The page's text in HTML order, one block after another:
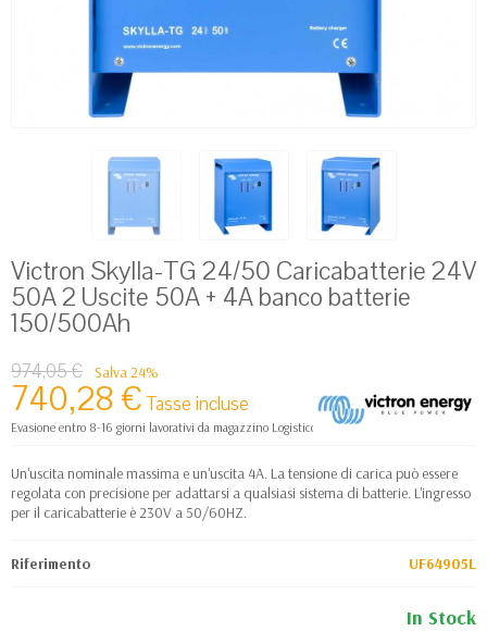
Victron Skylla-TG 24/50 Caricabatterie 24V
50A 2 Uscite 50A + 4A banco batterie
150/500Ah
974,05 € Salva 24%
740,28 € Tasse incluse
Evasione entro 8-16 giorni lavorativi da magazzino Logistico Europa
Un'uscita nominale massima e un'uscita 4A. La tensione di carica può essere
regolata con precisione per adattarsi a qualsiasi sistema di batterie. L'ingresso
per il caricabatterie è 230V a 50/60HZ.
Riferimento UF64905L
In Stock